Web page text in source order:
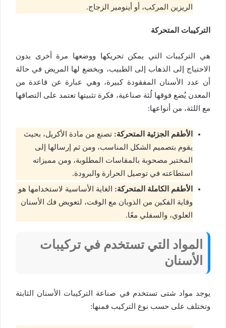
الريزين المركب، أو أينومير الزجاج.
التركيبات المتحركة
هي التركيبات التي يمكن تحريكها ووضعها مرة أخرى بدون
الاحتياج إلى الذهاب إلى الطبيب، ويخضع لها المريض في حالة
أن عدد الأسنان المفقودة كبيرة، وهي عبارة عن قاعدة من
المعدن يُضع فوقها لُثة صناعية، فكرة تثبيتها تعتمد على التصاقها
مع اللثة، من أنواعها:
الأطقم الجزئية المتحركة: تصنع من مادة الأكريل، بحيث
يقوم بتصميم الشكل المناسب، ومن ثم إرسالها إلى
المختبر مصحوبة بالمقاسات المطلوبة، ومن مميزاته
استطاعته في توصيل الحرارة والبرودة.
الأطقم الكاملة المتحركة: الغاية الأساسية لاستخدامها هو
وقاية الفكين من الذوبان مع الوقت، لتعويض فك الأسنان
العلوي، والسفلي معًا.
المواد التي تستخدم في تركيبات
الأسنان
يوجد مواد شتى تستخدم في صناعة التركيبات الأسنان الثابتة
وتختلف على حسب نوع التركيب فمنها: